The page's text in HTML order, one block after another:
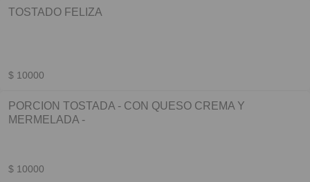
TOSTADO FELIZA
$ 10000
PORCION TOSTADA - CON QUESO CREMA Y
MERMELADA -
$ 10000